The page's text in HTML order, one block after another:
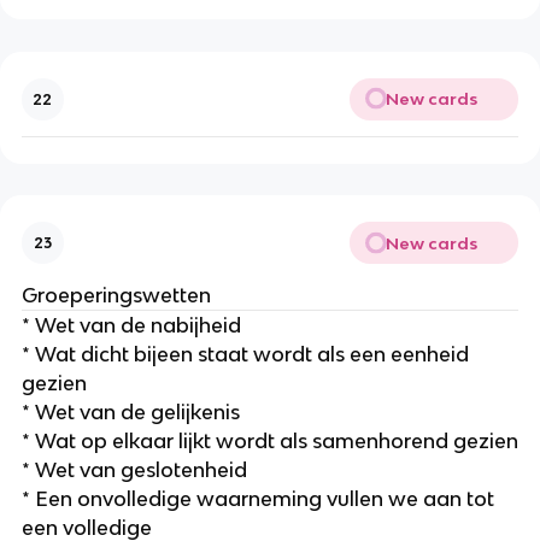
22 New cards
23 New cards
Groeperingswetten
* Wet van de nabijheid
* Wat dicht bijeen staat wordt als een eenheid
gezien
* Wet van de gelijkenis
* Wat op elkaar lijkt wordt als samenhorend gezien
* Wet van geslotenheid
* Een onvolledige waarneming vullen we aan tot
een volledige